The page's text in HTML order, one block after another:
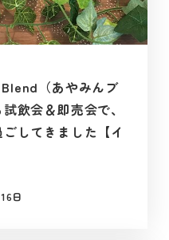
（あやみんブ
飲会＆即売会で、
してきました【イ
日